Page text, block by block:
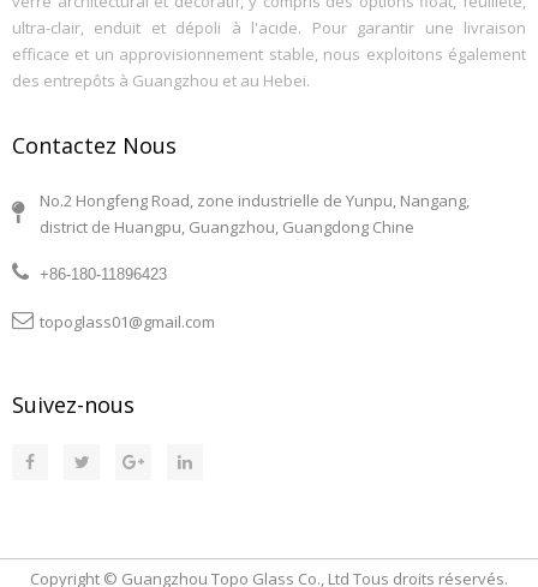
ultra-clair, enduit et dépoli à l'acide. Pour garantir une livraison
efficace et un approvisionnement stable, nous exploitons également
des entrepôts à Guangzhou et au Hebei.
Contactez Nous
No.2 Hongfeng Road, zone industrielle de Yunpu, Nangang,
district de Huangpu, Guangzhou, Guangdong Chine
+86-180-11896423
topoglass01@gmail.com
Suivez-nous
Copyright © Guangzhou Topo Glass Co., Ltd Tous droits réservés.